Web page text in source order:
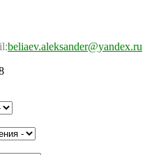
beliaev.aleksander@yandex.ru